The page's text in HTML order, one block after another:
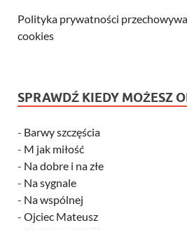
Polityka prywatności
cookies
SPRAWDŹ KIEDY MOŻESZ
- Barwy szczęścia
- M jak miłość
- Na dobre i na złe
- Na sygnale
- Na wspólnej
- Ojciec Mateusz